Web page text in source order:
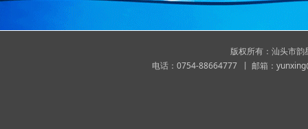
版权所有：汕头市
电话：0754-88664777 丨 邮箱：